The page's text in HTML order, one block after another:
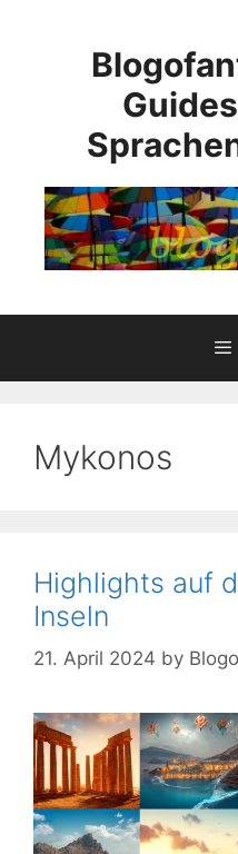
Mykonos
Highlights auf
Inseln
21. April 2024 by